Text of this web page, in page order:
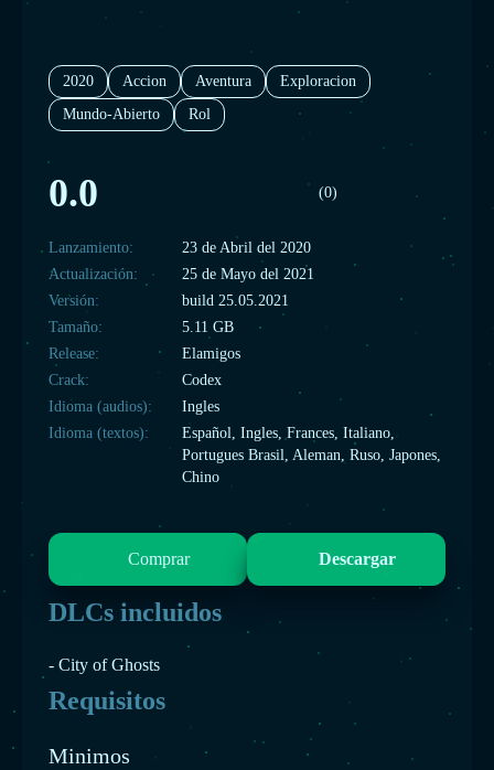
nadie más rápido que un repartidor de Cloudpunk.
2020 Accion Aventura
Exploracion
Mundo-Abierto
Rol
0.0 (0)
Lanzamiento:
23 de Abril del 2020
Actualización:
25 de Mayo del 2021
Versión:
build 25.05.2021
Tamaño:
5.11 GB
Release:
Elamigos
Crack:
Codex
Idioma (audios):
Ingles
Idioma (textos):
Español, Ingles, Frances, Italiano,
Portugues Brasil, Aleman, Ruso, Japones,
Chino
Comprar Descargar
DLCs incluidos
- City of Ghosts
Requisitos
Minimos